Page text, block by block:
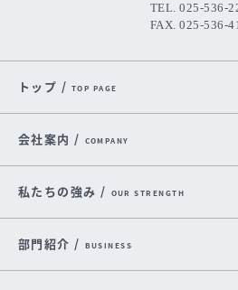
TEL. 025-536-
FAX. 025-536-
トップ / TOP PAGE
会社案内 / COMPANY
私たちの強み / OUR STRENGTH
部門紹介 / BUSINESS